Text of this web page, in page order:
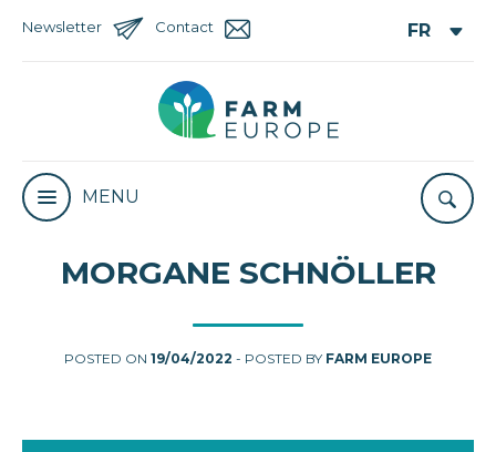
Newsletter Contact
MENU
MORGANE SCHNÖLLER
POSTED ON 19/04/2022 - POSTED BY FARM EUROPE